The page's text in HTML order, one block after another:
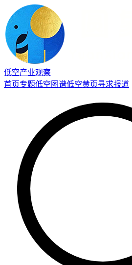
低空产业观察
首页专题低空图谱低空黄页寻求报道